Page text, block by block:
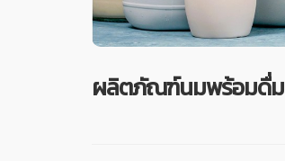
ผลิตภัณฑ์นมพร้อมดื่ม